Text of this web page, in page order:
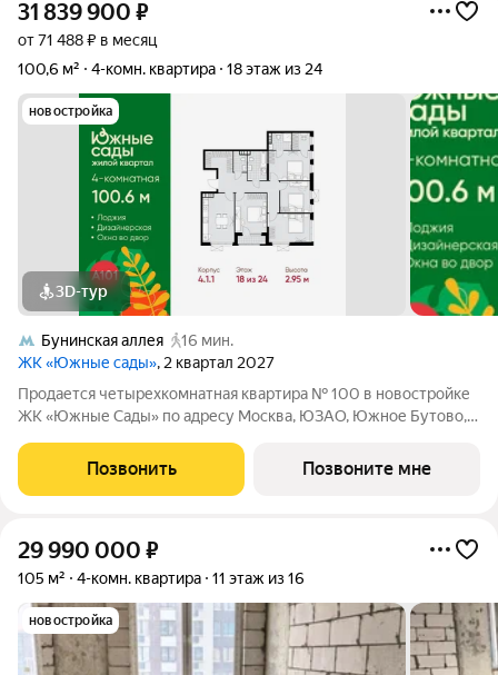
31 839 900 ₽
от 71 488 ₽ в месяц
100,6 м²
4-комн. квартира 18 этаж из 24
новостройка
3D-тур
Бунинская аллея
16 мин.
ЖК «Южные сады», 2 квартал 2027
Продается четырехкомнатная квартира № 100 в новостройке
ЖК «Южные Сады» по адресу Москва, ЮЗАО, Южное Бутово,
этаж 18 из 24, секция 1. Тип проекта, по которому построен дом
монолит,
Позвонить Позвоните мне
29 990 000 ₽
105 м² 4-комн. квартира 11 этаж из 16
новостройка